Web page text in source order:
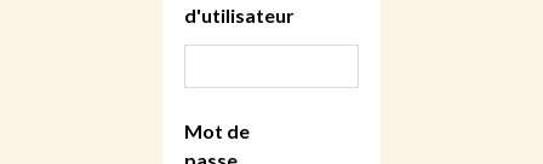
d'utilisateur
Mot de